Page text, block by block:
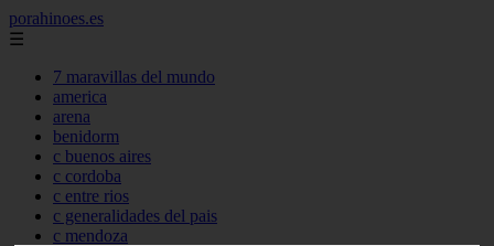
porahinoes.es
☰
7 maravillas del mundo
america
arena
benidorm
c buenos aires
c cordoba
c entre rios
c generalidades del pais
c mendoza